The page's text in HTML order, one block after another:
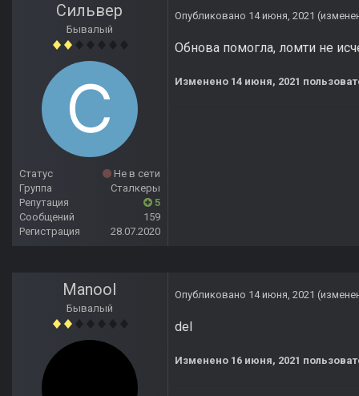
Сильвер
Бывалый
Статус
Не в сети
Группа
Сталкеры
Репутация
5
Сообщений
159
Регистрация
28.07.2020
Опубликовано 14 июня, 2021
Обнова помогла, ломти не
Изменено 14 июня, 2021
Manool
Бывалый
Опубликовано 14 июня, 2021
del
Изменено 16 июня, 2021